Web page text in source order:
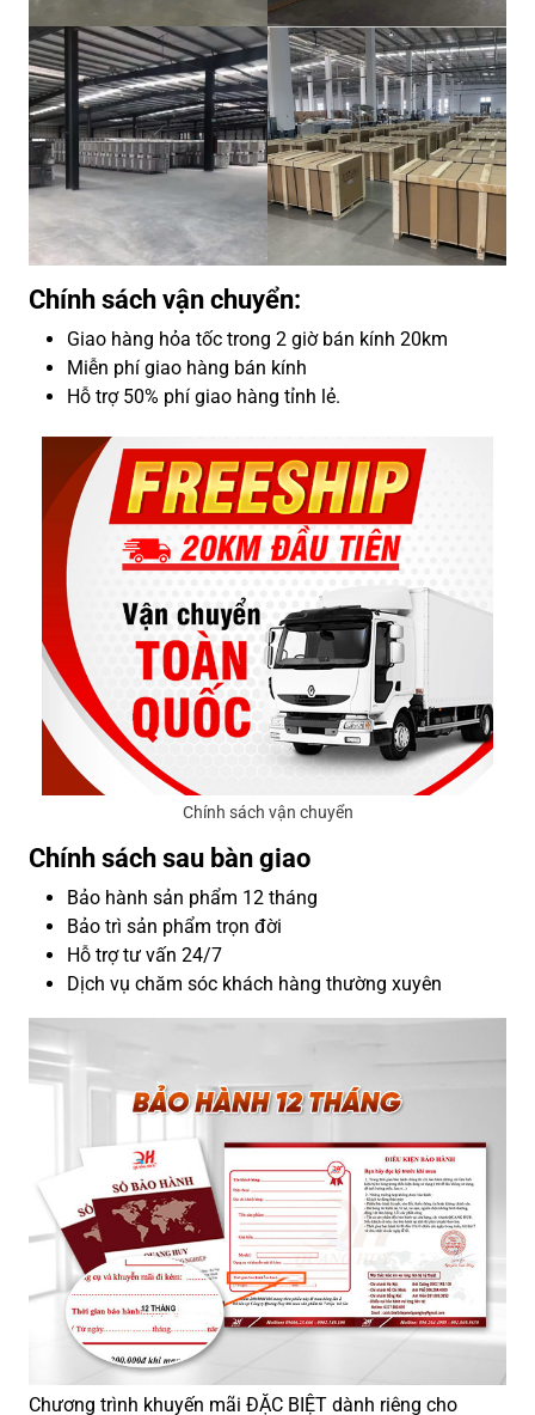
Chính sách vận chuyển:
Giao hàng hỏa tốc trong 2 giờ bán kính 20km
Miễn phí giao hàng bán kính
Hỗ trợ 50% phí giao hàng tỉnh lẻ.
Chính sách vận chuyển
Chính sách sau bàn giao
Bảo hành sản phẩm 12 tháng
Bảo trì sản phẩm trọn đời
Hỗ trợ tư vấn 24/7
Dịch vụ chăm sóc khách hàng thường xuyên
Chương trình khuyến mãi ĐẶC BIỆT dành riêng cho